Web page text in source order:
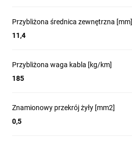
Przybliżona średnica zewnętrzna [mm]
11,4
Przybliżona waga kabla [kg/km]
185
Znamionowy przekrój żyły [mm2]
0,5